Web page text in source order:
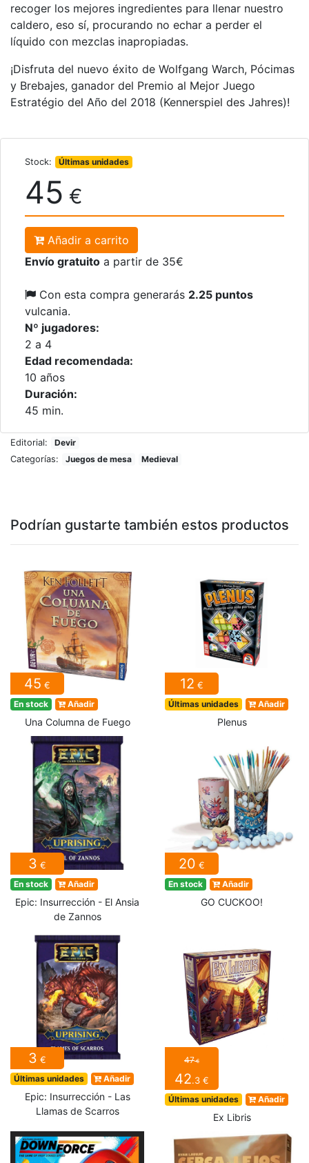
recoger los mejores ingredientes para llenar nuestro
caldero, eso sí, procurando no echar a perder el
líquido con mezclas inapropiadas.
¡Disfruta del nuevo éxito de Wolfgang Warch, Pócimas
y Brebajes, ganador del Premio al Mejor Juego
Estratégio del Año del 2018 (Kennerspiel des Jahres)!
Stock: Últimas unidades
45 €
Añadir a carrito
Envío gratuito a partir de 35€
Con esta compra generarás 2.25 puntos
vulcania.
Nº jugadores:
2 a 4
Edad recomendada:
10 años
Duración:
45 min.
Editorial:
Devir
Categorías:
Juegos de mesa Medieval
Podrían gustarte también estos productos
45 €
En stock Añadir
Una Columna de Fuego
12 €
Últimas unidades Añadir
Plenus
3 €
En stock Añadir
Epic: Insurrección - El Ansia
de Zannos
20 €
En stock Añadir
GO CUCKOO!
3 €
Últimas unidades Añadir
Epic: Insurrección - Las
Llamas de Scarros
47€
42.3 €
Últimas unidades Añadir
Ex Libris